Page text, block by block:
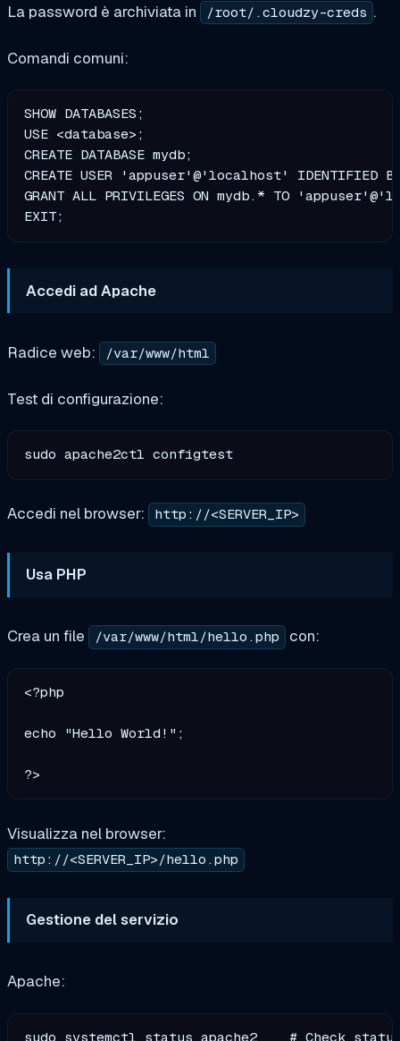
La password è archiviata in /root/.cloudzy-creds .
Comandi comuni:
SHOW DATABASES;
USE <database>;
CREATE DATABASE mydb;
CREATE USER 'appuser'@'localhost'
GRANT ALL PRIVILEGES ON mydb.* TO
Accedi ad Apache
Radice web: /var/www/html
Test di configurazione:
Accedi nel browser: http://<SERVER_IP>
Usa PHP
Crea un file /var/www/html/hello.php con:
<?php
echo "Hello World!";
Visualizza nel browser:
http://<SERVER_IP>/hello.php
Gestione del servizio
Apache: